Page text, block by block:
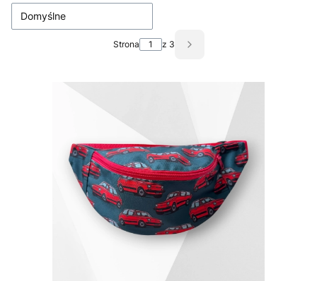
Domyślne
Strona z 3 Następne produkty